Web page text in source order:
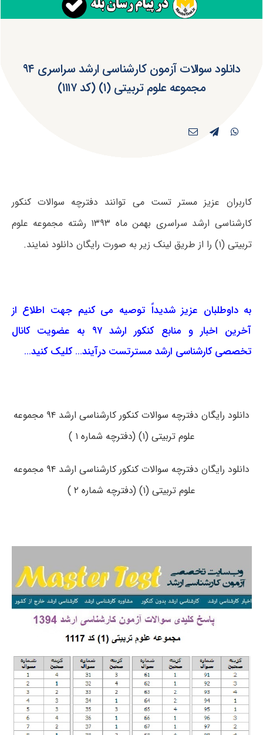
دانلود سوالات آزمون کارشناسی ارشد سراسری ۹۴
مجموعه علوم تربیتی (۱) (کد ۱۱۱۷)
کاربران عزیز مستر تست می توانند دفترچه سوالات کنکور
کارشناسی ارشد سراسری بهمن ماه ۱۳۹۳ رشته مجموعه علوم
تربیتی (۱) را از طریق لینک زیر به صورت رایگان دانلود نمایند.
به داوطلبان عزیز شدیداً توصیه می کنیم جهت اطلاع از
آخرین اخبار و منابع کنکور ارشد ۹۷ به عضویت کانال
تخصصی کارشناسی ارشد مسترتست درآیند… کلیک کنید…
دانلود رایگان دفترچه سوالات کنکور کارشناسی ارشد ۹۴ مجموعه
علوم تربیتی (۱) (دفترچه شماره ۱ )
دانلود رایگان دفترچه سوالات کنکور کارشناسی ارشد ۹۴ مجموعه
علوم تربیتی (۱) (دفترچه شماره ۲ )